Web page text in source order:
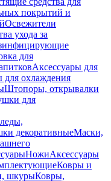
покрытий и
Освежители
ухода за
для
Аксессуары для
для охлаждения
Штопоры, открывалки
для
декоративныеМаски,
НожиАксессуары
Ковры и
шкурыКовры,